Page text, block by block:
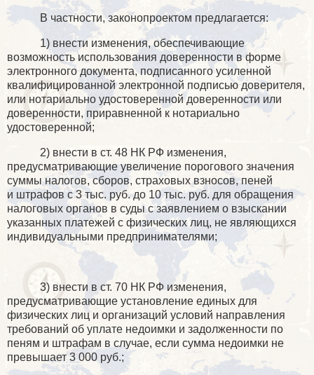
В частности, законопроектом предлагается:
1) внести изменения, обеспечивающие
возможность использования доверенности в форме
электронного документа, подписанного усиленной
квалифицированной электронной подписью доверителя,
или нотариально удостоверенной доверенности или
доверенности, приравненной к нотариально
удостоверенной;
2) внести в ст. 48 НК РФ изменения,
предусматривающие увеличение порогового значения
суммы налогов, сборов, страховых взносов, пеней
и штрафов с 3 тыс. руб. до 10 тыс. руб. для обращения
налоговых органов в суды с заявлением о взыскании
указанных платежей с физических лиц, не являющихся
индивидуальными предпринимателями;
3) внести в ст. 70 НК РФ изменения,
предусматривающие установление единых для
физических лиц и организаций условий направления
требований об уплате недоимки и задолженности по
пеням и штрафам в случае, если сумма недоимки не
превышает 3 000 руб.;